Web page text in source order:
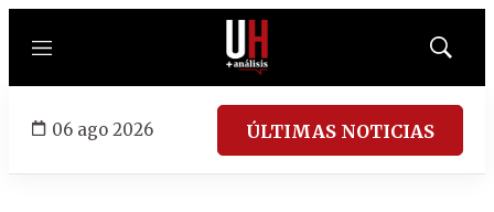
Menú
Mostrar
06 ago 2026 ÚLTIMAS NOTICIAS